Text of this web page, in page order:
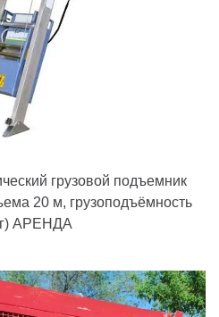
грузовой подъемник
20 м, грузоподъёмность
АРЕНДА